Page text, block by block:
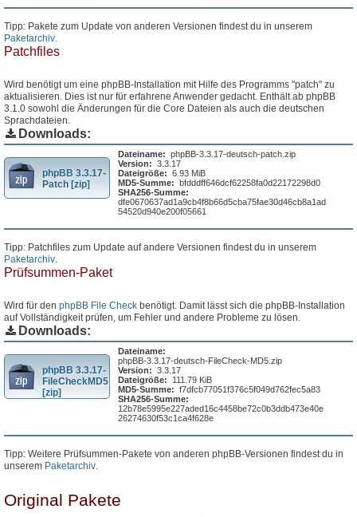
Tipp: Pakete zum Update von anderen Versionen findest du in unserem
Paketarchiv
Patchfiles
Wird benötigt um eine phpBB-Installation mit Hilfe des Programms "patch" zu
aktualisieren. Dies ist nur für erfahrene Anwender gedacht. Enthält ab phpBB
3.1.0 sowohl die Änderungen für die Core Dateien als auch die deutschen
Sprachdateien.
Downloads:
phpBB 3.3.17-
Patch [zip]
Dateiname: phpBB-3.3.17-deutsch-patch.zip
Version: 3.3.17
Dateigröße: 6.93 MiB
MD5-Summe: bfdddff646dcf62258fa0d22172298d0
SHA256-Summe:
dfe0670637ad1a9cb4f8b66d5cba75fae30d46cb8a1ad
54520d940e200f05661
Tipp: Patchfiles zum Update auf andere Versionen findest du in unserem
Paketarchiv
Prüfsummen-Paket
Wird für den phpBB File Check benötigt. Damit lässt sich die phpBB-Installation
auf Vollständigkeit prüfen, um Fehler und andere Probleme zu lösen.
Downloads:
phpBB 3.3.17-
FileCheckMD5
[zip]
Dateiname:
phpBB-3.3.17-deutsch-FileCheck-MD5.zip
Version: 3.3.17
Dateigröße:
111.79 KiB
MD5-Summe: f7dfcb77051f376c5f049d762fec5a83
SHA256-Summe:
12b78e5995e227aded16c4458be72c0b3ddb473e40e
26274630f53c1ca4f628e
Tipp: Weitere Prüfsummen-Pakete von anderen phpBB-Versionen findest du in
unserem Paketarchiv.
Original Pakete